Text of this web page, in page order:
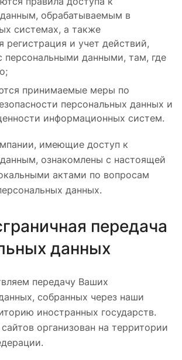
обрабатываемым в
системах, а также
регистрация и учет действий,
данными, там, где
принимаемые меры по
персональных данных и
информационных систем.
имеющие доступ к
ознакомлены с настоящей
актами по вопросам
данных.
передача
данных
передачу Ваших
собранных через наши
иностранных государств.
организован на территории